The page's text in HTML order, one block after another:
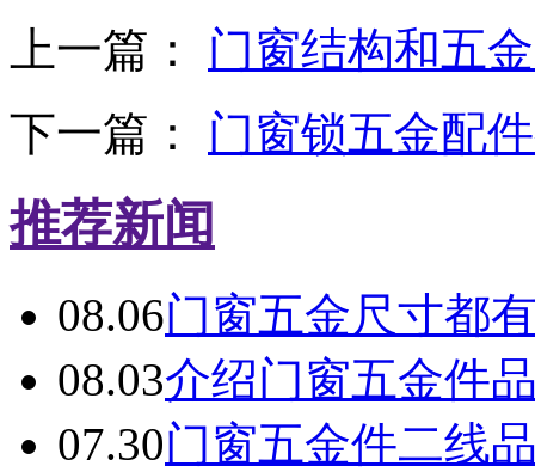
上一篇： 门窗结构和五
下一篇： 门窗锁五金配
推荐新闻
08.06门窗五金尺寸都
08.03介绍门窗五金件
07.30门窗五金件二线